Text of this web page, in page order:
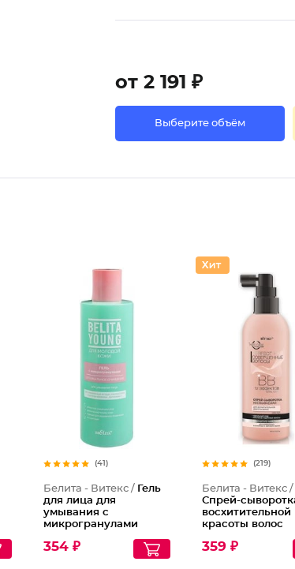
от 2 191 ₽
Выберите объём
(41)
Белита - Витекс / Гель
для лица для
умывания с
микрогранулами
очищение Young
354 ₽
(219)
Белита - Витекс /
Спрей-
восхитительной
красоты волос
эффектов
Совершенные
359 ₽